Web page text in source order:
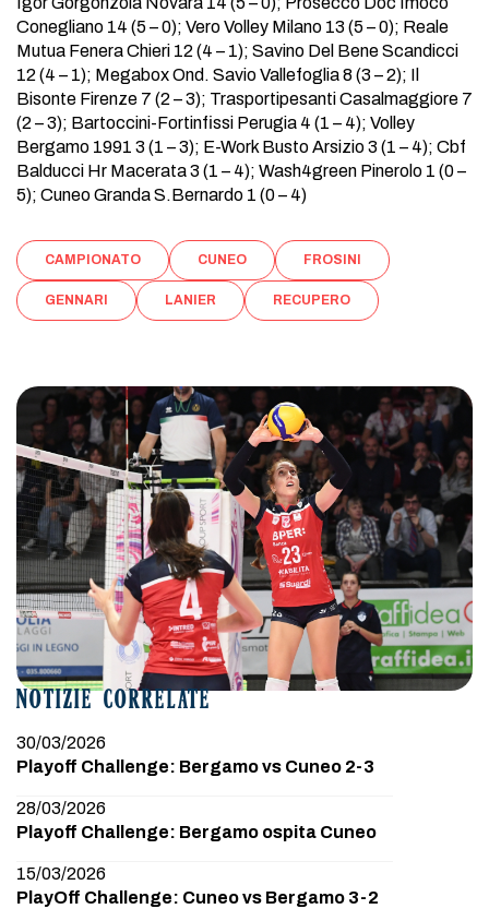
NOTIZIE CORRELATE
30/03/2026
Playoff Challenge: Bergamo vs Cuneo 2-3
28/03/2026
Playoff Challenge: Bergamo ospita Cuneo
15/03/2026
PlayOff Challenge: Cuneo vs Bergamo 3-2
Conegliano 14 (5 – 0); Vero Volley Milano 13 (5 – 0); Reale
Mutua Fenera Chieri 12 (4 – 1); Savino Del Bene Scandicci
12 (4 – 1); Megabox Ond. Savio Vallefoglia 8 (3 – 2); Il
Bisonte Firenze 7 (2 – 3); Trasportipesanti Casalmaggiore 7
(2 – 3); Bartoccini-Fortinfissi Perugia 4 (1 – 4); Volley
Bergamo 1991 3 (1 – 3); E-Work Busto Arsizio 3 (1 – 4); Cbf
Balducci Hr Macerata 3 (1 – 4); Wash4green Pinerolo 1 (0 –
5); Cuneo Granda S.Bernardo 1 (0 – 4)
CAMPIONATO CUNEO FROSINI
GENNARI LANIER RECUPERO